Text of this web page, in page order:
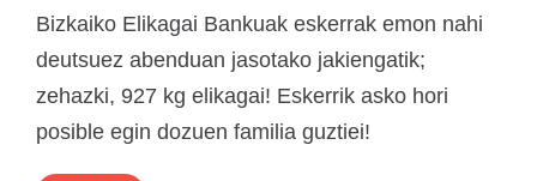
Bizkaiko Elikagai Bankuak eskerrak emon nahi
deutsuez abenduan jasotako jakiengatik;
zehazki, 927 kg elikagai! Eskerrik asko hori
posible egin dozuen familia guztiei!